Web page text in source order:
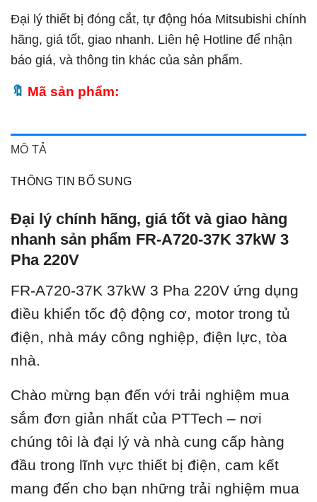
Đại lý thiết bị đóng cắt, tự động hóa Mitsubishi chính
hãng, giá tốt, giao nhanh. Liên hệ Hotline để nhận
báo giá, và thông tin khác của sản phẩm.
Mã sản phẩm:
MÔ TẢ
THÔNG TIN BỔ SUNG
Đại lý chính hãng, giá tốt và giao hàng
nhanh sản phẩm FR-A720-37K 37kW 3
Pha 220V
FR-A720-37K 37kW 3 Pha 220V ứng dụng
điều khiển tốc độ động cơ, motor trong tủ
điện, nhà máy công nghiệp, điện lực, tòa
nhà.
Chào mừng bạn đến với trải nghiệm mua
sắm đơn giản nhất của PTTech – nơi
chúng tôi là đại lý và nhà cung cấp hàng
đầu trong lĩnh vực thiết bị điện, cam kết
mang đến cho bạn những trải nghiệm mua